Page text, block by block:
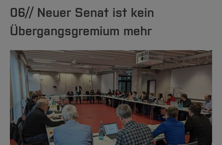
06// Neuer Senat ist kein
Übergangsgremium mehr